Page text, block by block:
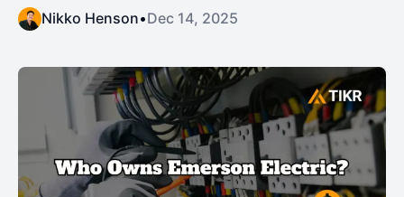
Nikko Henson•Dec 14, 2025